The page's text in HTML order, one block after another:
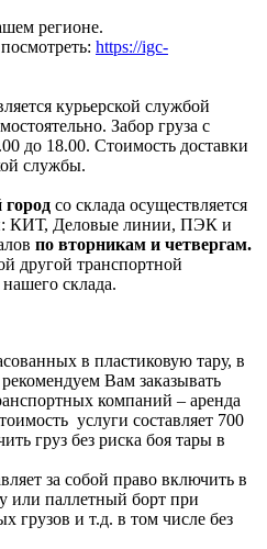
регионе.
https://igc-
курьерской службой
Забор груза с
до 18.00. Стоимость доставки
службы.
город со склада осуществляется
КИТ, Деловые линии, ПЭК и
по вторникам и четвергам.
другой транспортной
склада.
в пластиковую тару, в
Вам заказывать
компаний – аренда
услуги составляет 700
груз без риска боя тары в
за собой право включить в
или паллетный борт при
грузов и т.д. в том числе без